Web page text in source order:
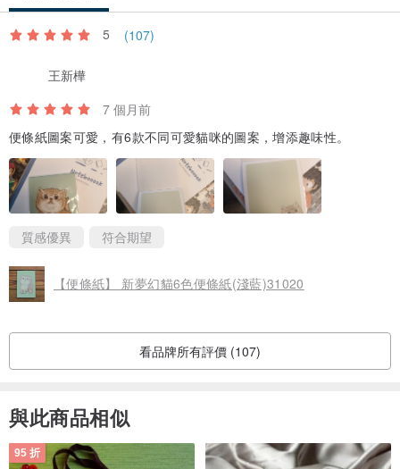
5 (107)
王新樺
7 個月前
便條紙圖案可愛，有6款不同可愛貓咪的圖案，增添趣味性。
質感優異 符合期望
【便條紙】 新夢幻貓6色便條紙(淺藍)31020
看品牌所有評價 (107)
與此商品相似
95 折